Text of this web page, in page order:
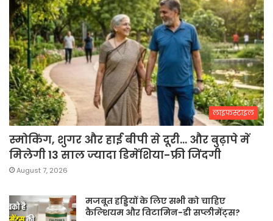
लाइफस्टाइल
स्मोकिंग, शुगर और हाई बीपी से दूरी… और बुढ़ापे में
मिलेगी 13 साल ज्यादा डिमेंशिया-फ्री जिंदगी
August 7, 2026
मजबूत हड्डियों के लिए सभी को चाहिए
कैल्शियम और विटामिन-डी सप्लीमेंट्स?